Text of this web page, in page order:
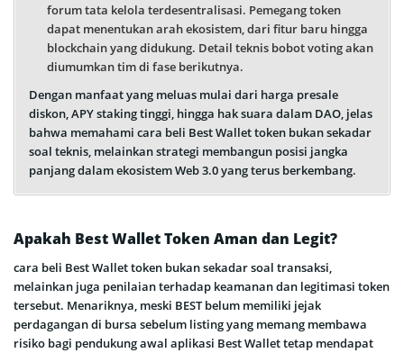
forum tata kelola terdesentralisasi. Pemegang token
dapat menentukan arah ekosistem, dari fitur baru hingga
blockchain yang didukung. Detail teknis bobot voting akan
diumumkan tim di fase berikutnya.
Dengan manfaat yang meluas mulai dari harga presale
diskon, APY staking tinggi, hingga hak suara dalam DAO, jelas
bahwa memahami cara beli Best Wallet token bukan sekadar
soal teknis, melainkan strategi membangun posisi jangka
panjang dalam ekosistem Web 3.0 yang terus berkembang.
Apakah Best Wallet Token Aman dan Legit?
cara beli Best Wallet token bukan sekadar soal transaksi,
melainkan juga penilaian terhadap keamanan dan legitimasi token
tersebut. Menariknya, meski BEST belum memiliki jejak
perdagangan di bursa sebelum listing yang memang membawa
risiko bagi pendukung awal aplikasi Best Wallet tetap mendapat